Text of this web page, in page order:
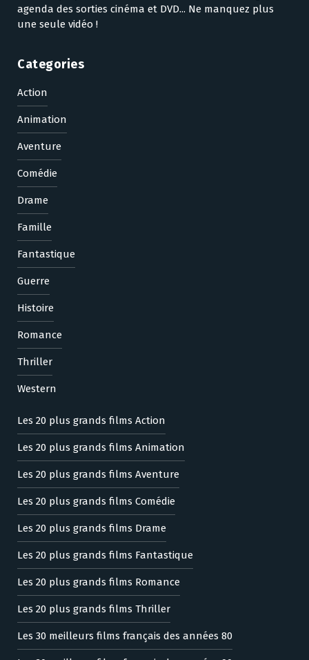
agenda des sorties cinéma et DVD... Ne manquez plus
une seule vidéo !
Categories
Action
Animation
Aventure
Comédie
Drame
Famille
Fantastique
Guerre
Histoire
Romance
Thriller
Western
Les 20 plus grands films Action
Les 20 plus grands films Animation
Les 20 plus grands films Aventure
Les 20 plus grands films Comédie
Les 20 plus grands films Drame
Les 20 plus grands films Fantastique
Les 20 plus grands films Romance
Les 20 plus grands films Thriller
Les 30 meilleurs films français des années 80